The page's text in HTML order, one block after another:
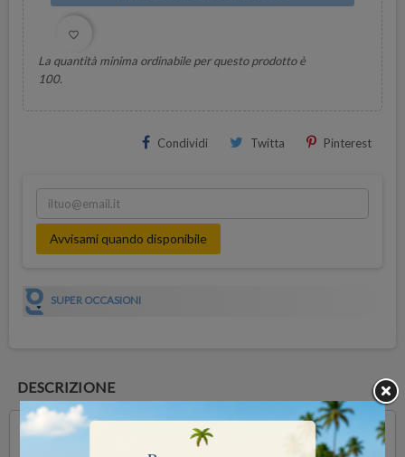
favorite_border
La quantità minima ordinabile per questo prodotto è
100.
Condividi Twitta Pinterest
Avvisami quando disponibile
SUPER OCCASIONI
DESCRIZIONE
quarzo idrotermale - ametista media